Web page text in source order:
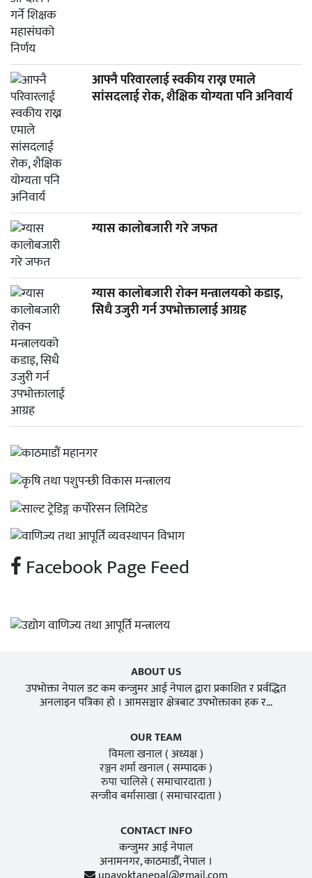
आफ्नै परिवारलाई स्वकीय राख्न एमाले
सांसदलाई रोक, शैक्षिक योग्यता पनि अनिवार्य
ग्यास कालोबजारी गरे जफत
ग्यास कालोबजारी रोक्न मन्त्रालयको कडाइ,
सिधै उजुरी गर्न उपभोक्तालाई आग्रह
Facebook Page Feed
ABOUT US
उपभोक्ता नेपाल डट कम कन्जुमर आई नेपाल द्वारा प्रकाशित र प्रर्वद्धित
अनलाइन पत्रिका हो । आमसञ्चार क्षेत्रबाट उपभोक्ताका हक र...
OUR TEAM
विमला खनाल( अध्यक्ष )
रञ्जन शर्मा खनाल( सम्पादक )
रुपा चालिसे( समाचारदाता )
सन्जीव बर्मासाखा( समाचारदाता )
CONTACT INFO
कन्जुमर आई नेपाल
अनामनगर, काठमाडाैँ, नेपाल ।